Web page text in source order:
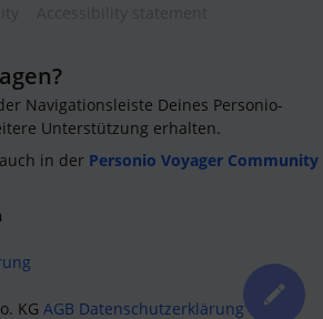
Navigationsleiste Deines Personio-
Unterstützung erhalten.
in der Personio Voyager Community
KG AGB Datenschutzerklärung